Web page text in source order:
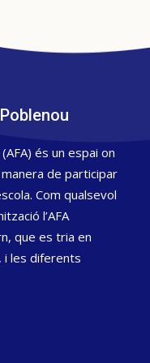
és un espai on
de participar
Com qualsevol
l’AFA
que es tria en
i les diferents